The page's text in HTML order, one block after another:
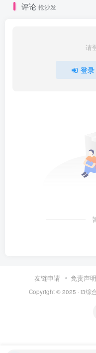
评论 抢沙发
请
登录
友链申请 免责声明
Copyright © 2025 · i3综